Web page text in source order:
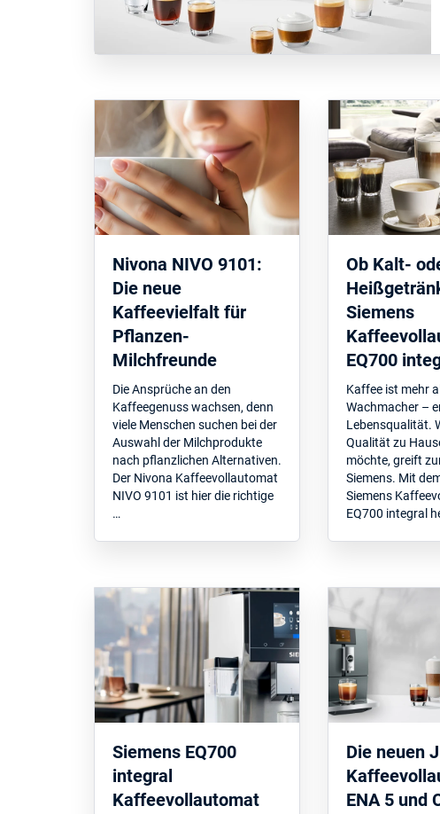
Nivona NIVO 9101:
Die neue
Kaffeevielfalt für
Pflanzen-
Milchfreunde
Die Ansprüche an den
Kaffeegenuss wachsen, denn
viele Menschen suchen bei der
Auswahl der Milchprodukte
nach pflanzlichen Alternativen.
Der Nivona Kaffeevollautomat
NIVO 9101 ist hier die richtige
…
Ob Kalt-
Siemens
EQ700
Kaffee ist mehr
Wachmacher –
Lebensqualität.
Qualität zu
möchte, greift
Siemens. Mit
Siemens
EQ700 integral
Siemens EQ700
integral
Kaffeevollautomat
Die neuen
ENA 5 und